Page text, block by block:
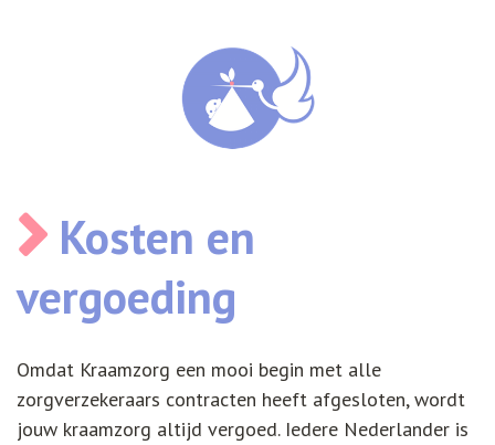
Kosten en
vergoeding
Omdat Kraamzorg een mooi begin met alle
zorgverzekeraars contracten heeft afgesloten, wordt
jouw kraamzorg altijd vergoed. Iedere Nederlander is